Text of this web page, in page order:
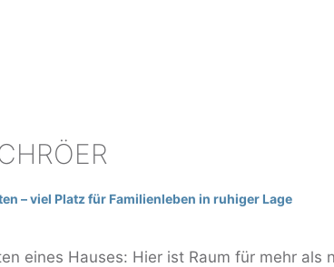
– viel Platz für Familienleben in ruhiger Lage
eines Hauses: Hier ist Raum für mehr als